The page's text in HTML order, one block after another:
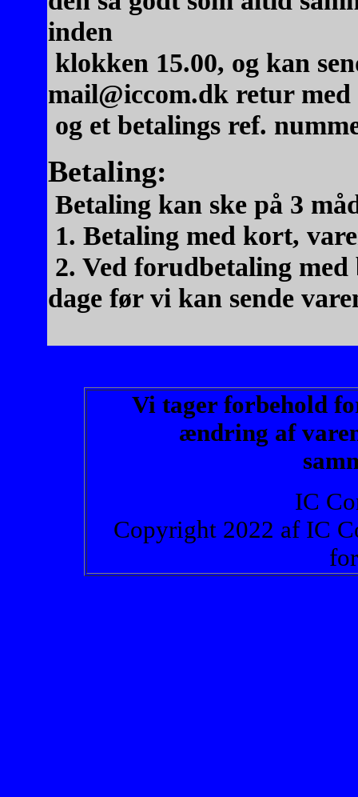
inden
klokken 15.00, og kan
mail@iccom.dk retur med
og et betalings ref.
Betaling:
Betaling kan ske på 3
1. Betaling med kort,
2. Ved forudbetaling
dage før vi kan sende
Vi tager forbehold
ændring af
IC
Copyright 2022 af IC